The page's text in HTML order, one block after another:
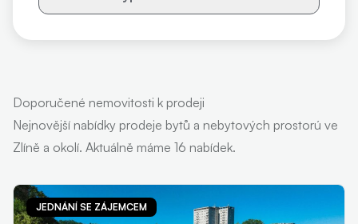
Doporučené nemovitosti k prodeji
Nejnovější nabídky prodeje bytů a nebytových prostorú ve
Zlíně a okolí. Aktuálně máme 16 nabídek.
JEDNÁNÍ SE ZÁJEMCEM